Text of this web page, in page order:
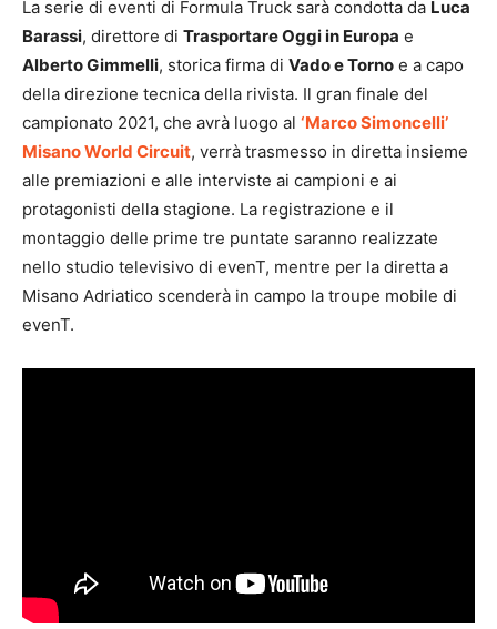
La serie di eventi di Formula Truck sarà condotta da Luca
Barassi, direttore di Trasportare Oggi in Europa e
Alberto Gimmelli, storica firma di Vado e Torno e a capo
della direzione tecnica della rivista. Il gran finale del
campionato 2021, che avrà luogo al ‘Marco Simoncelli’
Misano World Circuit, verrà trasmesso in diretta insieme
alle premiazioni e alle interviste ai campioni e ai
protagonisti della stagione. La registrazione e il
montaggio delle prime tre puntate saranno realizzate
nello studio televisivo di evenT, mentre per la diretta a
Misano Adriatico scenderà in campo la troupe mobile di
evenT.